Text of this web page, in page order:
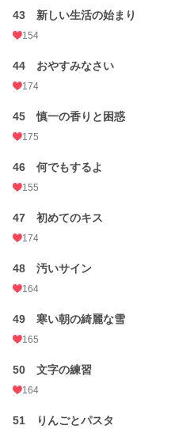
43 新しい生活の始まり
154
44 おやすみなさい
174
45 慎一の香りと困惑
175
46 何でもするよ
155
47 初めてのキス
174
48 汚いサイン
164
49 寒い朝の綺麗な雪
165
50 文字の練習
164
51 りんごとパスタ